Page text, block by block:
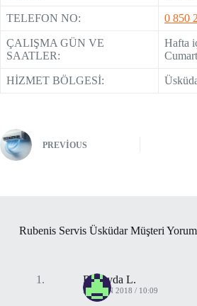
TELEFON NO: 0 850
ÇALIŞMA GÜN VE
SAATLER:
Hafta
HİZMET BÖLGESİ:
PREVIOUS
Rubenis Servis Üsküdar Müşteri
Rüveyda L.
2 NISAN 2018 / 10:09